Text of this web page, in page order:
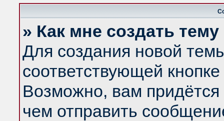
» Как мне создать
Для создания новой
соответствующей
Возможно, вам придётся
чем отправить